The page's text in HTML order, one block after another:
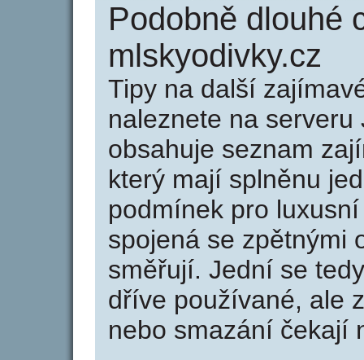
Podobně dlouhé
mlskyodivky.cz
Tipy na další
naleznete na serveru
obsahuje seznam
který mají splněnu
podmínek pro
spojená se zpětnými
směřují. Jední se
dříve používané, ale
nebo smazání čekají